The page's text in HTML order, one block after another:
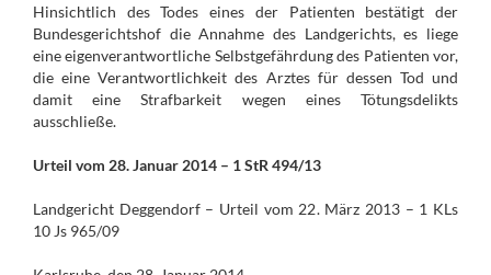
Hinsichtlich des Todes eines der Patienten bestätigt der
Bundesgerichtshof die Annahme des Landgerichts, es liege
eine eigenverantwortliche Selbstgefährdung des Patienten vor,
die eine Verantwortlichkeit des Arztes für dessen Tod und
damit eine Strafbarkeit wegen eines Tötungsdelikts
ausschließe.
Urteil vom 28. Januar 2014 – 1 StR 494/13
Landgericht Deggendorf – Urteil vom 22. März 2013 – 1 KLs
10 Js 965/09